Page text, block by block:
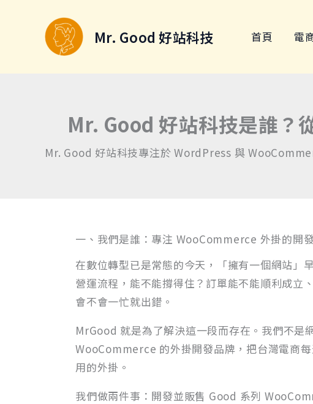
Mr. Good 好站科技 首頁 電
Mr. Good 好站科技是誰？
Mr. Good 好站科技專注於 WordPress 與
一、我們是誰：專注 WooCommerce 外掛的開
在數位轉型已是常態的今天，「擁有一個網站」
營運流程，能不能撐得住？訂單能不能順利成立
會不會一忙就出錯。
MrGood 就是為了解決這一段而存在。我們不
WooCommerce 的外掛開發品牌，把台灣電商
用的外掛。
我們做兩件事：開發並販售 Good 系列